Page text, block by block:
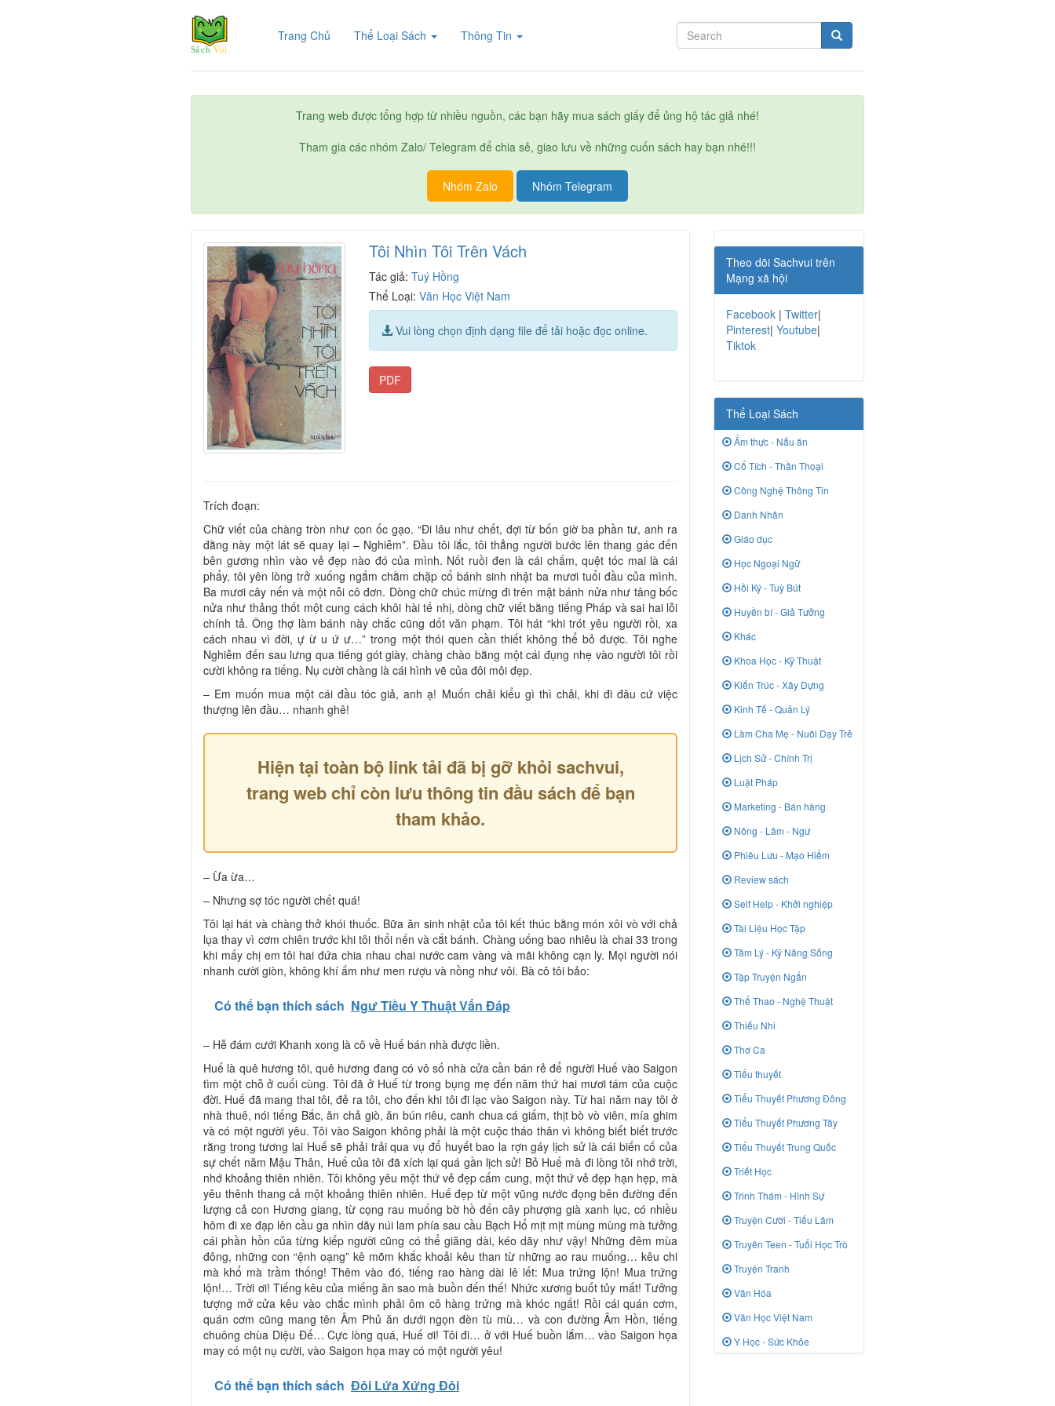
Trang Chủ (current)Thể Loại Sách Thông Tin
Trang web được tổng hợp từ nhiều nguồn, các bạn hãy mua sách giấy để ủng hộ tác giả nhé!
Tham gia các nhóm Zalo/ Telegram để chia sẻ, giao lưu về những cuốn sách hay bạn nhé!!!
Nhóm Zalo Nhóm Telegram
Tôi Nhìn Tôi Trên Vách
Tác giả:Tuý Hồng
Thể Loại:Văn Học Việt Nam
Vui lòng chọn định dạng file để tải hoặc đọc online.
PDF
Trích đoạn:
Chữ viết của chàng tròn như con ốc gạo. “Đi lâu như chết, đợi từ bốn giờ ba phần tư, anh ra
đằng này một lát sẽ quay lại – Nghiễm”. Đầu tôi lắc, tôi thẳng người bước lên thang gác đến
bên gương nhìn vào vẻ đẹp nào đó của mình. Nốt ruồi đen là cái chấm, quệt tóc mai là cái
phẩy, tôi yên lòng trở xuống ngắm chằm chặp cổ bánh sinh nhật ba mươi tuổi đầu của mình.
Ba mươi cây nến và một nỗi cô đơn. Dòng chữ chúc mừng đi trên mặt bánh nửa như tâng bốc
nửa như thảng thốt một cung cách khôi hài tế nhị, dòng chữ viết bằng tiếng Pháp và sai hai lỗi
chính tả. Ông thợ làm bánh này chắc cũng dốt văn phạm. Tôi hát “khi trót yêu người rồi, xa
cách nhau vì đời, ự ừ u ứ ư…” trong một thói quen cần thiết không thể bỏ được. Tôi nghe
Nghiễm đến sau lưng qua tiếng gót giày, chàng chào bằng một cái đụng nhẹ vào người tôi rồi
cười không ra tiếng. Nụ cười chàng là cái hình vẽ của đôi môi đẹp.
– Em muốn mua một cái đầu tóc giả, anh ạ! Muốn chải kiểu gì thì chải, khi đi đâu cứ việc
thượng lên đầu… nhanh ghê!
Hiện tại toàn bộ link tải đã bị gỡ khỏi sachvui,
trang web chỉ còn lưu thông tin đầu sách để bạn
tham khảo.
– Ừa ừa…
– Nhưng sợ tóc người chết quá!
Tôi lại hát và chàng thở khói thuốc. Bữa ăn sinh nhật của tôi kết thúc bằng món xôi vò với chả
lụa thay vì cơm chiên trước khi tôi thổi nến và cắt bánh. Chàng uống bao nhiêu là chai 33 trong
khi mấy chị em tôi hai đứa chia nhau chai nước cam vàng và mãi không cạn ly. Mọi người nói
nhanh cười giòn, không khí ấm như men rượu và nồng như vôi. Bà cô tôi bảo:
Có thể bạn thích sách Ngư Tiều Y Thuật Vấn Đáp
– Hễ đám cưới Khanh xong là cô về Huế bán nhà được liền.
Huế là quê hương tôi, quê hương đang có vô số nhà cửa cần bán rẻ để người Huế vào Saigon
tìm một chỗ ở cuối cùng. Tôi đã ở Huế từ trong bụng mẹ đến năm thứ hai mươi tám của cuộc
đời. Huế đã mang thai tôi, đẻ ra tôi, cho đến khi tôi đi lạc vào Saigon này. Từ hai năm nay tôi ở
nhà thuê, nói tiếng Bắc, ăn chả giò, ăn bún riêu, canh chua cá giấm, thịt bò vò viên, mía ghim
và có một người yêu. Tôi vào Saigon không phải là một cuộc tháo thân vì không biết biết trước
rằng trong tương lai Huế sẽ phải trải qua vụ đổ huyết bao la rợn gáy lịch sử là cái biến cố của
sự chết năm Mậu Thân, Huế của tôi đã xích lại quá gần lịch sử! Bỏ Huế mà đi lòng tôi nhớ trời,
nhớ khoảng thiên nhiên. Tôi không yêu một thứ vẻ đẹp cấm cung, một thứ vẻ đẹp hạn hẹp, mà
yêu thênh thang cả một khoảng thiên nhiên. Huế đẹp từ một vũng nước đọng bên đường đến
lượng cả con Hương giang, từ cọng rau muống bờ hồ đến cây phượng già xanh lục, có nhiều
hôm đi xe đạp lên cầu ga nhìn dãy núi lam phía sau cầu Bạch Hổ mịt mịt mùng mùng mà tưởng
cái phần hồn của từng kiếp người cũng có thể giăng dài, kéo dãy như vậy! Những đêm mùa
đông, những con “ệnh oạng” kê mõm khắc khoải kêu than từ những ao rau muống… kêu chi
mà khổ mà trầm thống! Thêm vào đó, tiếng rao hàng dài lê lết: Mua trứng lộn! Mua trứng
lộn!… Trời ơi! Tiếng kêu của miếng ăn sao mà buồn đến thế! Nhức xương buốt tủy mất! Tưởng
tượng mở cửa kêu vào chắc mình phải ôm cô hàng trứng mà khóc ngất! Rồi cái quán cơm,
quán cơm cũng mang tên Âm Phủ ăn dưới ngọn đèn tù mù… và con đường Âm Hồn, tiếng
chuông chùa Diệu Đế… Cực lòng quá, Huế ơi! Tôi đi… ở với Huế buồn lắm… vào Saigon họa
may có một nụ cười, vào Saigon họa may có một người yêu!
Có thể bạn thích sách Đôi Lứa Xứng Đôi
Theo dõi Sachvui trên
Mạng xã hội
Facebook | Twitter|
Pinterest| Youtube|
Tiktok
Thể Loại Sách
Ẩm thực - Nấu ăn
Cổ Tích - Thần Thoại
Công Nghệ Thông Tin
Danh Nhân
Giáo dục
Học Ngoại Ngữ
Hồi Ký - Tuỳ Bút
Huyền bí - Giả Tưởng
Khác
Khoa Học - Kỹ Thuật
Kiến Trúc - Xây Dựng
Kinh Tế - Quản Lý
Làm Cha Mẹ - Nuôi Dạy Trẻ
Lịch Sử - Chính Trị
Luật Pháp
Marketing - Bán hàng
Nông - Lâm - Ngư
Phiêu Lưu - Mạo Hiểm
Review sách
Self Help - Khởi nghiệp
Tài Liệu Học Tập
Tâm Lý - Kỹ Năng Sống
Tập Truyện Ngắn
Thể Thao - Nghệ Thuật
Thiếu Nhi
Thơ Ca
Tiểu thuyết
Tiểu Thuyết Phương Đông
Tiểu Thuyết Phương Tây
Tiểu Thuyết Trung Quốc
Triết Học
Trinh Thám - Hình Sự
Truyện Cười - Tiếu Lâm
Truyên Teen - Tuổi Học Trò
Truyện Tranh
Văn Hóa
Văn Học Việt Nam
Y Học - Sức Khỏe